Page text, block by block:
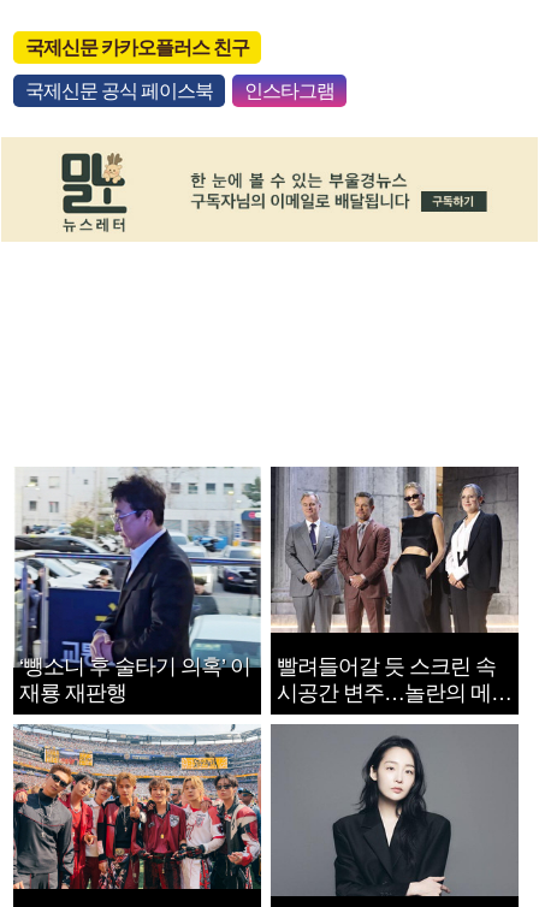
국제신문 카카오플러스 친구
국제신문 공식 페이스북 인스타그램
‘뺑소니 후 술타기 의혹’ 이
재룡 재판행
빨려들어갈 듯 스크린 속
시공간 변주…놀란의 메시
지는 ‘전쟁 속죄’